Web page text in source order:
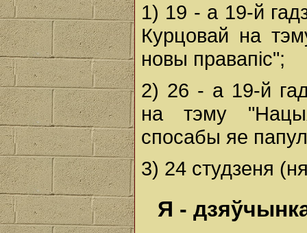
1) 19 - а 19-й
Курцовай на
новы правапіс";
2) 26 - а 19-й
на тэму
спосабы яе
3) 24 студзеня
Я -